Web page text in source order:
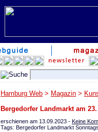
Hamburg Web > Magazin >
Bergedorfer Landmarkt am
erschienen am 13.09.2023 - Keine
Tags: Bergedorfer Landmarkt